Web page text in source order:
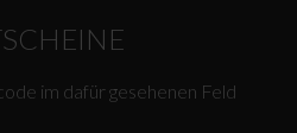
im dafür gesehenen Feld